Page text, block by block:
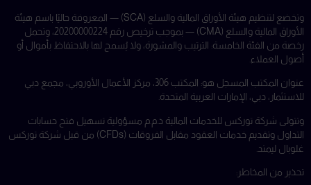
وتخضع لتنظيم هيئة الأوراق المالية والسلع (SCA) — المعروفة حاليًا باسم هيئة
الأوراق المالية والسلع (CMA) — بموجب ترخيص رقم 20200000224، وتحمل
رخصة من الفئة الخامسة: الترتيب والمشورة، ولا يُسمح لها بالاحتفاظ بأموال أو
أصول العملاء.
عنوان المكتب المسجل هو: المكتب 306، مركز الأعمال الأوروبي، مجمع دبي
للاستثمار، دبي، الإمارات العربية المتحدة.
وتتولى شركة توركس للخدمات المالية ذ.م.م مسؤولية تسهيل فتح حسابات
التداول وتقديم خدمات العقود مقابل الفروقات (CFDs) من قبل شركة توركس
غلوبال ليمتد.
تحذير من المخاطر: